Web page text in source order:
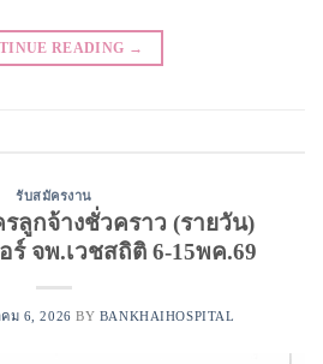
READING →
รับสมัครงาน
ลูกจ้างชั่วคราว (รายวัน)
จพ.เวชสถิติ 6-15พค.69
ม 6, 2026 BY BANKHAIHOSPITAL